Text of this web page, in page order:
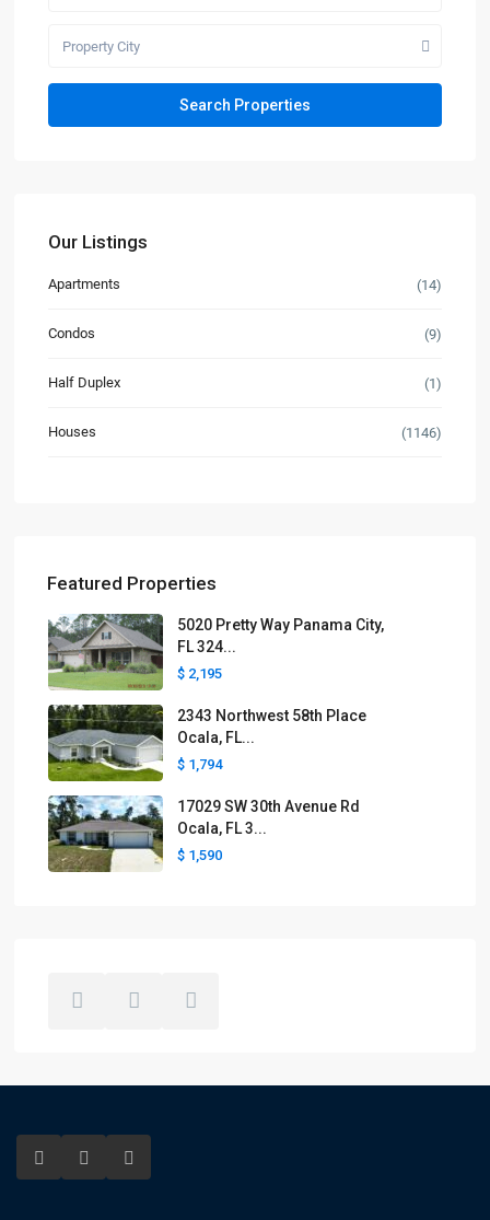
Property City
Our Listings
Apartments (14)
Condos (9)
Half Duplex (1)
Houses (1146)
Featured Properties
5020 Pretty Way Panama City,
FL 324...
$ 2,195
2343 Northwest 58th Place
Ocala, FL...
$ 1,794
17029 SW 30th Avenue Rd
Ocala, FL 3...
$ 1,590